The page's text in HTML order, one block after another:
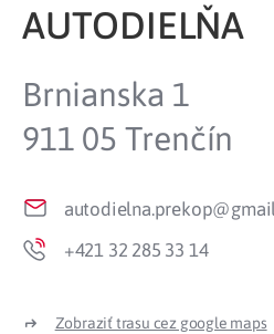
AUTODIELŇA
Brnianska 1
911 05 Trenčín
+421 32 285 33 14
Zobraziť trasu cez google maps